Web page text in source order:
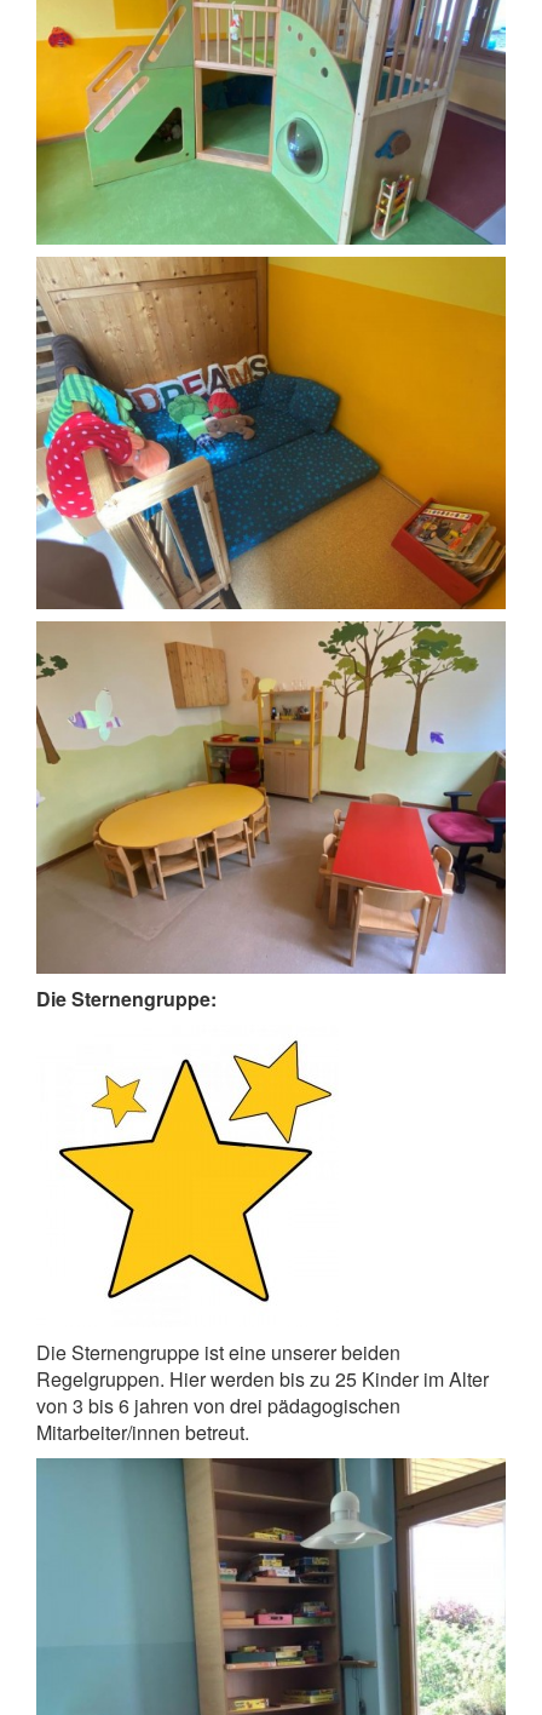
Die Sternengruppe:
Die Sternengruppe ist eine unserer beiden
Regelgruppen. Hier werden bis zu 25 Kinder im Alter
von 3 bis 6 jahren von drei pädagogischen
Mitarbeiter/innen betreut.